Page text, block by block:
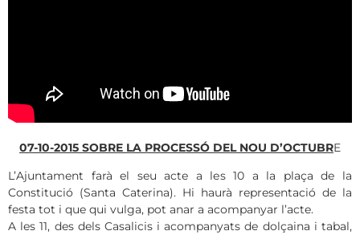
07-10-2015 SOBRE LA PROCESSÓ DEL NOU D’OCTUBRE
L’Ajuntament farà el seu acte a les 10 a la plaça de la
Constitució (Santa Caterina). Hi haurà representació de la
festa tot i que qui vulga, pot anar a acompanyar l’acte.
A les 11, des dels Casalicis i acompanyats de dolçaina i tabal,